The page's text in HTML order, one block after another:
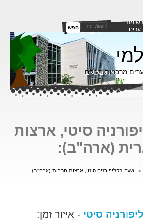
רשימת
ערים
חפש
מרכזיות בעולם
סיטי, ארצות
(ארה"ב):
> שעה בקליפורניה סיטי, ארצות הברית (ארה"ב)
סיטי - איזור זמן: